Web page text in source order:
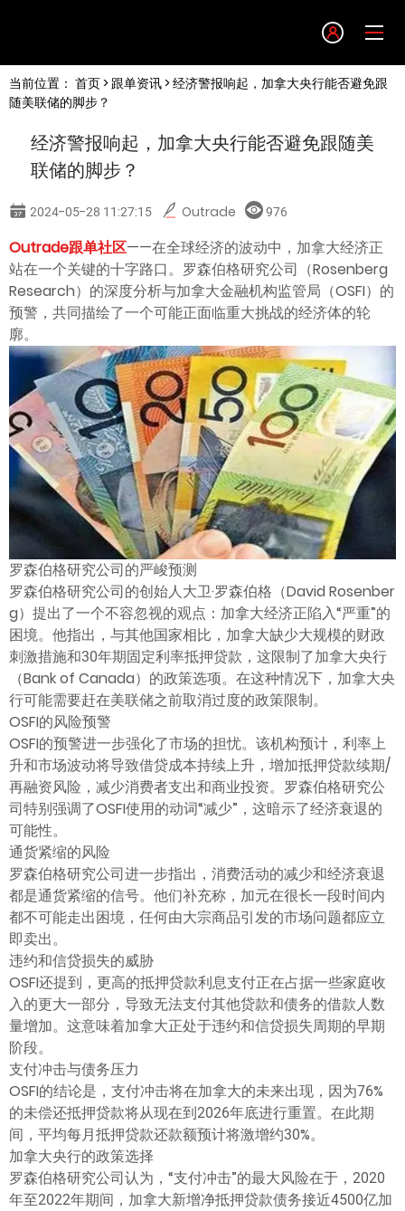
English
简体中文
한글
日本語
Tiếng việt
ไทย
当前位置： 首页> 跟单资讯> 经济警报响起，加拿大央行能否避免跟
随美联储的脚步？
经济警报响起，加拿大央行能否避免跟随美
联储的脚步？
2024-05-28 11:27:15 Outrade 976
Outrade跟单社区——在全球经济的波动中，加拿大经济正
站在一个关键的十字路口。罗森伯格研究公司（Rosenberg
Research）的深度分析与加拿大金融机构监管局（OSFI）的
预警，共同描绘了一个可能正面临重大挑战的经济体的轮
廓。
罗森伯格研究公司的严峻预测
罗森伯格研究公司的创始人大卫·罗森伯格（David Rosenber
g）提出了一个不容忽视的观点：加拿大经济正陷入“严重”的
困境。他指出，与其他国家相比，加拿大缺少大规模的财政
刺激措施和30年期固定利率抵押贷款，这限制了加拿大央行
（Bank of Canada）的政策选项。在这种情况下，加拿大央
行可能需要赶在美联储之前取消过度的政策限制。
OSFI的风险预警
OSFI的预警进一步强化了市场的担忧。该机构预计，利率上
升和市场波动将导致借贷成本持续上升，增加抵押贷款续期/
再融资风险，减少消费者支出和商业投资。罗森伯格研究公
司特别强调了OSFI使用的动词“减少”，这暗示了经济衰退的
可能性。
通货紧缩的风险
罗森伯格研究公司进一步指出，消费活动的减少和经济衰退
都是通货紧缩的信号。他们补充称，加元在很长一段时间内
都不可能走出困境，任何由大宗商品引发的市场问题都应立
即卖出。
违约和信贷损失的威胁
OSFI还提到，更高的抵押贷款利息支付正在占据一些家庭收
入的更大一部分，导致无法支付其他贷款和债务的借款人数
量增加。这意味着加拿大正处于违约和信贷损失周期的早期
阶段。
支付冲击与债务压力
OSFI的结论是，支付冲击将在加拿大的未来出现，因为76%
的未偿还抵押贷款将从现在到2026年底进行重置。在此期
间，平均每月抵押贷款还款额预计将激增约30%。
加拿大央行的政策选择
罗森伯格研究公司认为，“支付冲击”的最大风险在于，2020
年至2022年期间，加拿大新增净抵押贷款债务接近4500亿加